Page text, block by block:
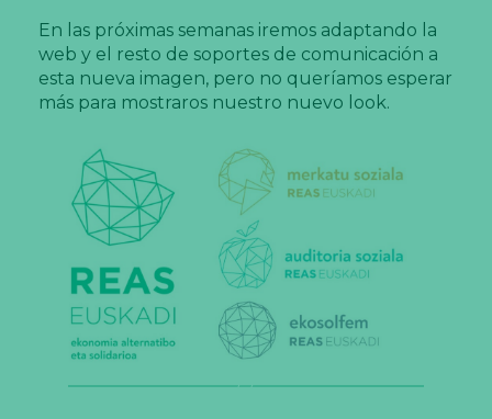
En las próximas semanas iremos adaptando la
web y el resto de soportes de comunicación a
esta nueva imagen, pero no queríamos esperar
más para mostraros nuestro nuevo look.